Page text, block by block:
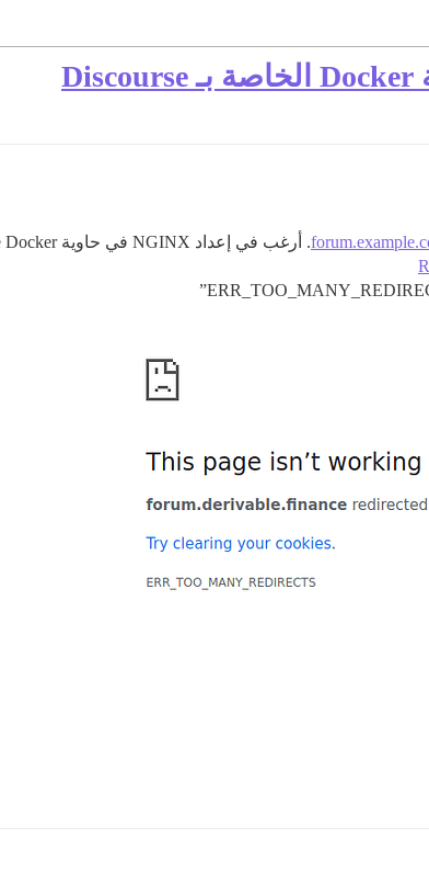
. أرغب في إعداد NGINX في حاوية Discourse Docker وتابعت التعليمات هنا